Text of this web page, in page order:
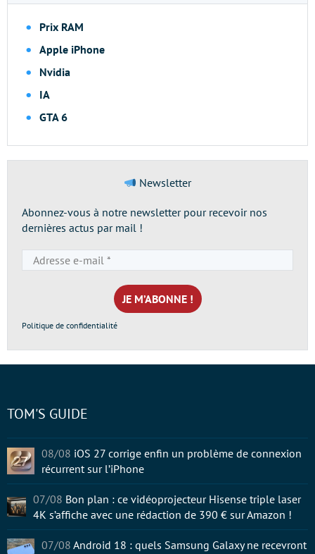
Prix RAM
Apple iPhone
Nvidia
IA
GTA 6
Newsletter
Abonnez-vous à notre newsletter pour recevoir nos
dernières actus par mail !
e-
mail
*
Politique de confidentialité
TOM'S GUIDE
08/08 iOS 27 corrige enfin un problème de connexion
récurrent sur l’iPhone
07/08 Bon plan : ce vidéoprojecteur Hisense triple laser
4K s’affiche avec une rédaction de 390 € sur Amazon !
07/08 Android 18 : quels Samsung Galaxy ne recevront